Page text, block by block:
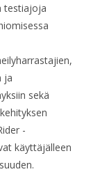
testiajoja
ja
sekä
-
käyttäjälleen